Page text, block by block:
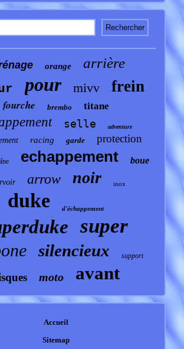
orange arrière
pour mivv frein
fourche brembo titane
selle adventure
racing garde protection
echappement boue
arrow noir inox
duke d'échappement
super
silencieux support
moto avant
Accueil
Sitemap